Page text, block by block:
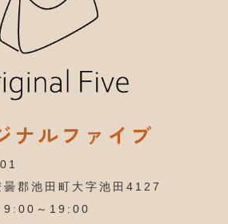
ナルファイブ
曇郡池田町大字池田4127
9:00～19:00